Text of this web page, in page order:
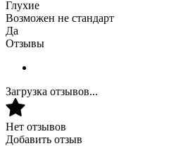
Глухие
Возможен не стандарт
Да
Отзывы
Загрузка отзывов...
Нет отзывов
Добавить отзыв